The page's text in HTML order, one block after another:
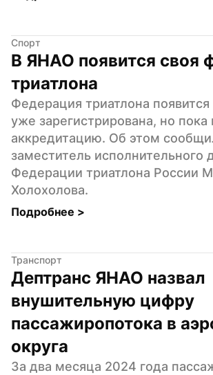
Спорт
В ЯНАО появится своя
триатлона
Федерация триатлона
уже зарегистрирована, но пока
аккредитацию. Об этом
заместитель исполнительного
Федерации триатлона России
Холохолова.
Подробнее >
Транспорт
Дептранс ЯНАО назвал
внушительную цифру
пассажиропотока в
округа
За два месяца 2024 года